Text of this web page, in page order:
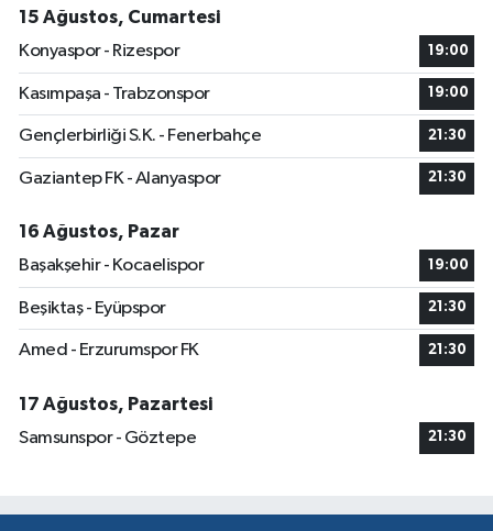
15 Ağustos, Cumartesi
Konyaspor - Rizespor
19:00
Kasımpaşa - Trabzonspor 19:00
Gençlerbirliği S.K. - Fenerbahçe 21:30
Gaziantep FK - Alanyaspor 21:30
16 Ağustos, Pazar
Başakşehir - Kocaelispor
19:00
Beşiktaş - Eyüpspor 21:30
Amed - Erzurumspor FK 21:30
17 Ağustos, Pazartesi
Samsunspor - Göztepe
21:30